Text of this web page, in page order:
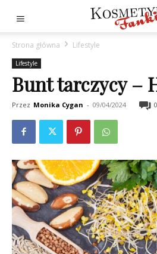
Strona główna Lifestyle
Lifestyle
Bunt tarczycy –
Przez Monika Cygan - 09/04/2024 0